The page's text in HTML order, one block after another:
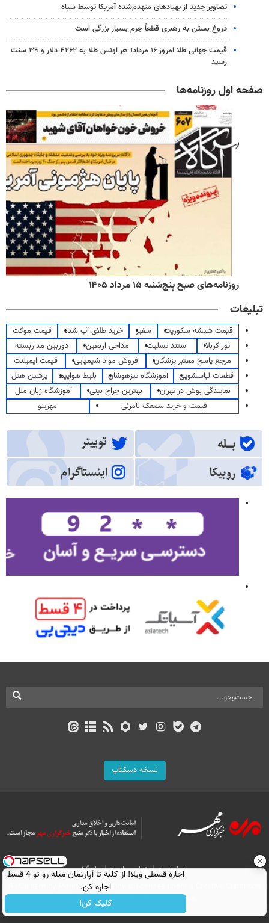
تصاویر جدید از پهپادهای منهدم‌شده آمریکا توسط سپاه
دروغ بستن به رهبری قطعاً جرم بسیار بزرگی است
قیمت جهانی طلا امروز ۱۶ مرداد؛ هر اونس طلا به ۴۲۶۲ دلار و ۳۹ سنت
رسید
صفحه اول روزنامه‌ها
روزنامه‌های صبح پنج‌شنبه ۱۵ مرداد ۱۴۰۵
تبلیغات
قیمت شیشه سکوریت سفیر خرید طلای آب شده
قیمت موکت
تور کربلا
استند تسلیت مداحی اربعین
دوربین مداربسته
مرجع پاسخ معتبر پزشکان
فروش مواد شیمیایی
قیمت ایمپلنت
قطعات لباسشویی
آموزشگاه تیزهوشان بلیط هواپیما
پرشین هتل
نمایندگی بوش در تهران
بهترین جراح بینی
آموزشگاه زبان ملل
قیمت و خرید سمعک نامرئی
مهرینو
نسخه دسکتاپ
درباره ما تماس با ما
بازرگانی
All Content by Mehr News Agency is licensed under a Creative Commons
Attribution 4.0 International License.
اجاره‌ قسطی ویلا! از کلبه تا آپارتمان مبله رو تو 4 قسط
اجاره کن.
کلیک کن!